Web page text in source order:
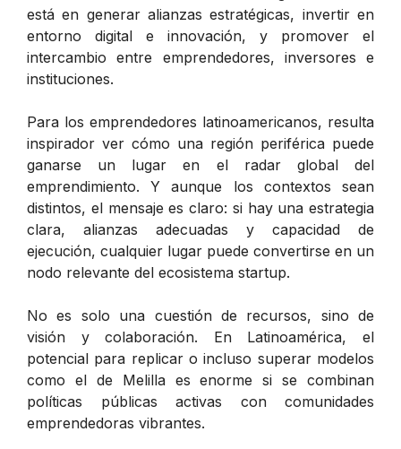
está en generar alianzas estratégicas, invertir en
entorno digital e innovación, y promover el
intercambio entre emprendedores, inversores e
instituciones.
Para los emprendedores latinoamericanos, resulta
inspirador ver cómo una región periférica puede
ganarse un lugar en el radar global del
emprendimiento. Y aunque los contextos sean
distintos, el mensaje es claro: si hay una estrategia
clara, alianzas adecuadas y capacidad de
ejecución, cualquier lugar puede convertirse en un
nodo relevante del ecosistema startup.
No es solo una cuestión de recursos, sino de
visión y colaboración. En Latinoamérica, el
potencial para replicar o incluso superar modelos
como el de Melilla es enorme si se combinan
políticas públicas activas con comunidades
emprendedoras vibrantes.